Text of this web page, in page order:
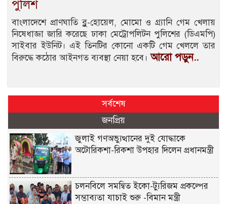
পুলিশ
বাংলাদেশে প্রাণঘাতি ব্লু-হোয়েল, মোমো ও গ্র্যানি গেম খেলায়
নিষেধাজ্ঞা জারি করেছে ঢাকা মেট্রোপলিটন পুলিশের (ডিএমপি)
সাইবার ইউনিট। এই তিনটির কোনো একটি গেম খেললে তার
বিরুদ্ধে কঠোর আইনগত ব্যবস্থা নেয়া হবে।আরো পড়ুন..
সর্বশেষ
জনপ্রিয়
জুলাই গণঅভ্যুত্থানের দুই যোদ্ধাকে
অটোরিকশা-রিকশা উপহার দিলেন প্রধানমন্ত্রী
চলনবিলে সমন্বিত ইকো-ট্যুরিজম প্রকল্পের
সম্ভাব্যতা যাচাই শুরু -বিমান মন্ত্রী